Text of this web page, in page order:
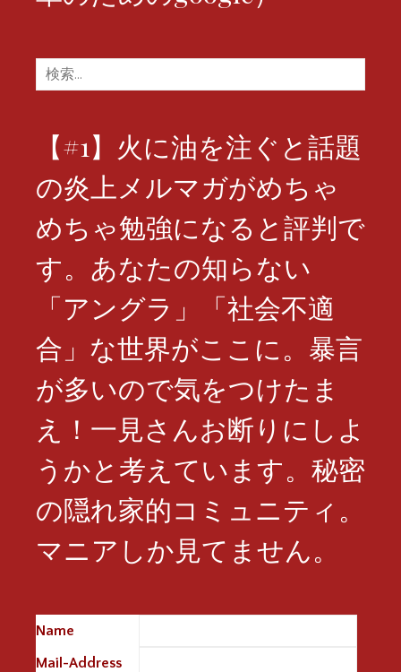
検
索:
【#1】火に油を注ぐと話題
の炎上メルマガがめちゃ
めちゃ勉強になると評判で
す。あなたの知らない
「アングラ」「社会不適
合」な世界がここに。暴言
が多いので気をつけたま
え！一見さんお断りにしよ
うかと考えています。秘密
の隠れ家的コミュニティ。
マニアしか見てません。
Name
Mail-Address